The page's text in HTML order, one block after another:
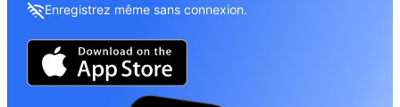
Enregistrez même sans connexion.